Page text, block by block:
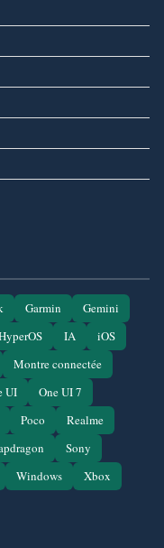
Garmin
Gemini
IA
iOS
Montre connectée
UI
One UI 7
Poco
Realme
Sony
Windows
Xbox